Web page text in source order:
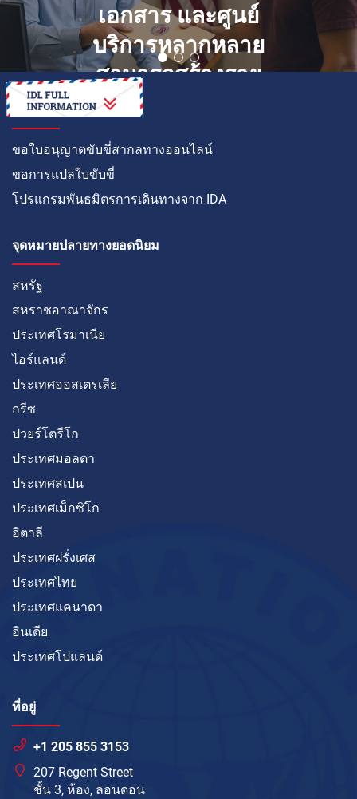
เอกสาร และศูนย์
บริการหลากหลาย
สามารถสร้างราย
ได้เสริมได้อย่างไร
วิธีการ
ขอใบอนุญาตขับขี่สากลทางออนไลน์
ขอการแปลใบขับขี่
โปรแกรมพันธมิตรการเดินทางจาก IDA
จุดหมายปลายทางยอดนิยม
สหรัฐ
สหราชอาณาจักร
ประเทศโรมาเนีย
ไอร์แลนด์
ประเทศออสเตรเลีย
กรีซ
ปวยร์โตรีโก
ประเทศมอลตา
ประเทศสเปน
ประเทศเม็กซิโก
อิตาลี
ประเทศฝรั่งเศส
ประเทศไทย
ประเทศแคนาดา
อินเดีย
ประเทศโปแลนด์
ที่อยู่
+1 205 855 3153
207 Regent Street
ชั้น 3, ห้อง, ลอนดอน